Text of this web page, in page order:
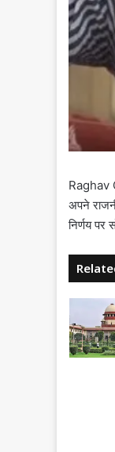
Raghav
अपने
निर्णय पर